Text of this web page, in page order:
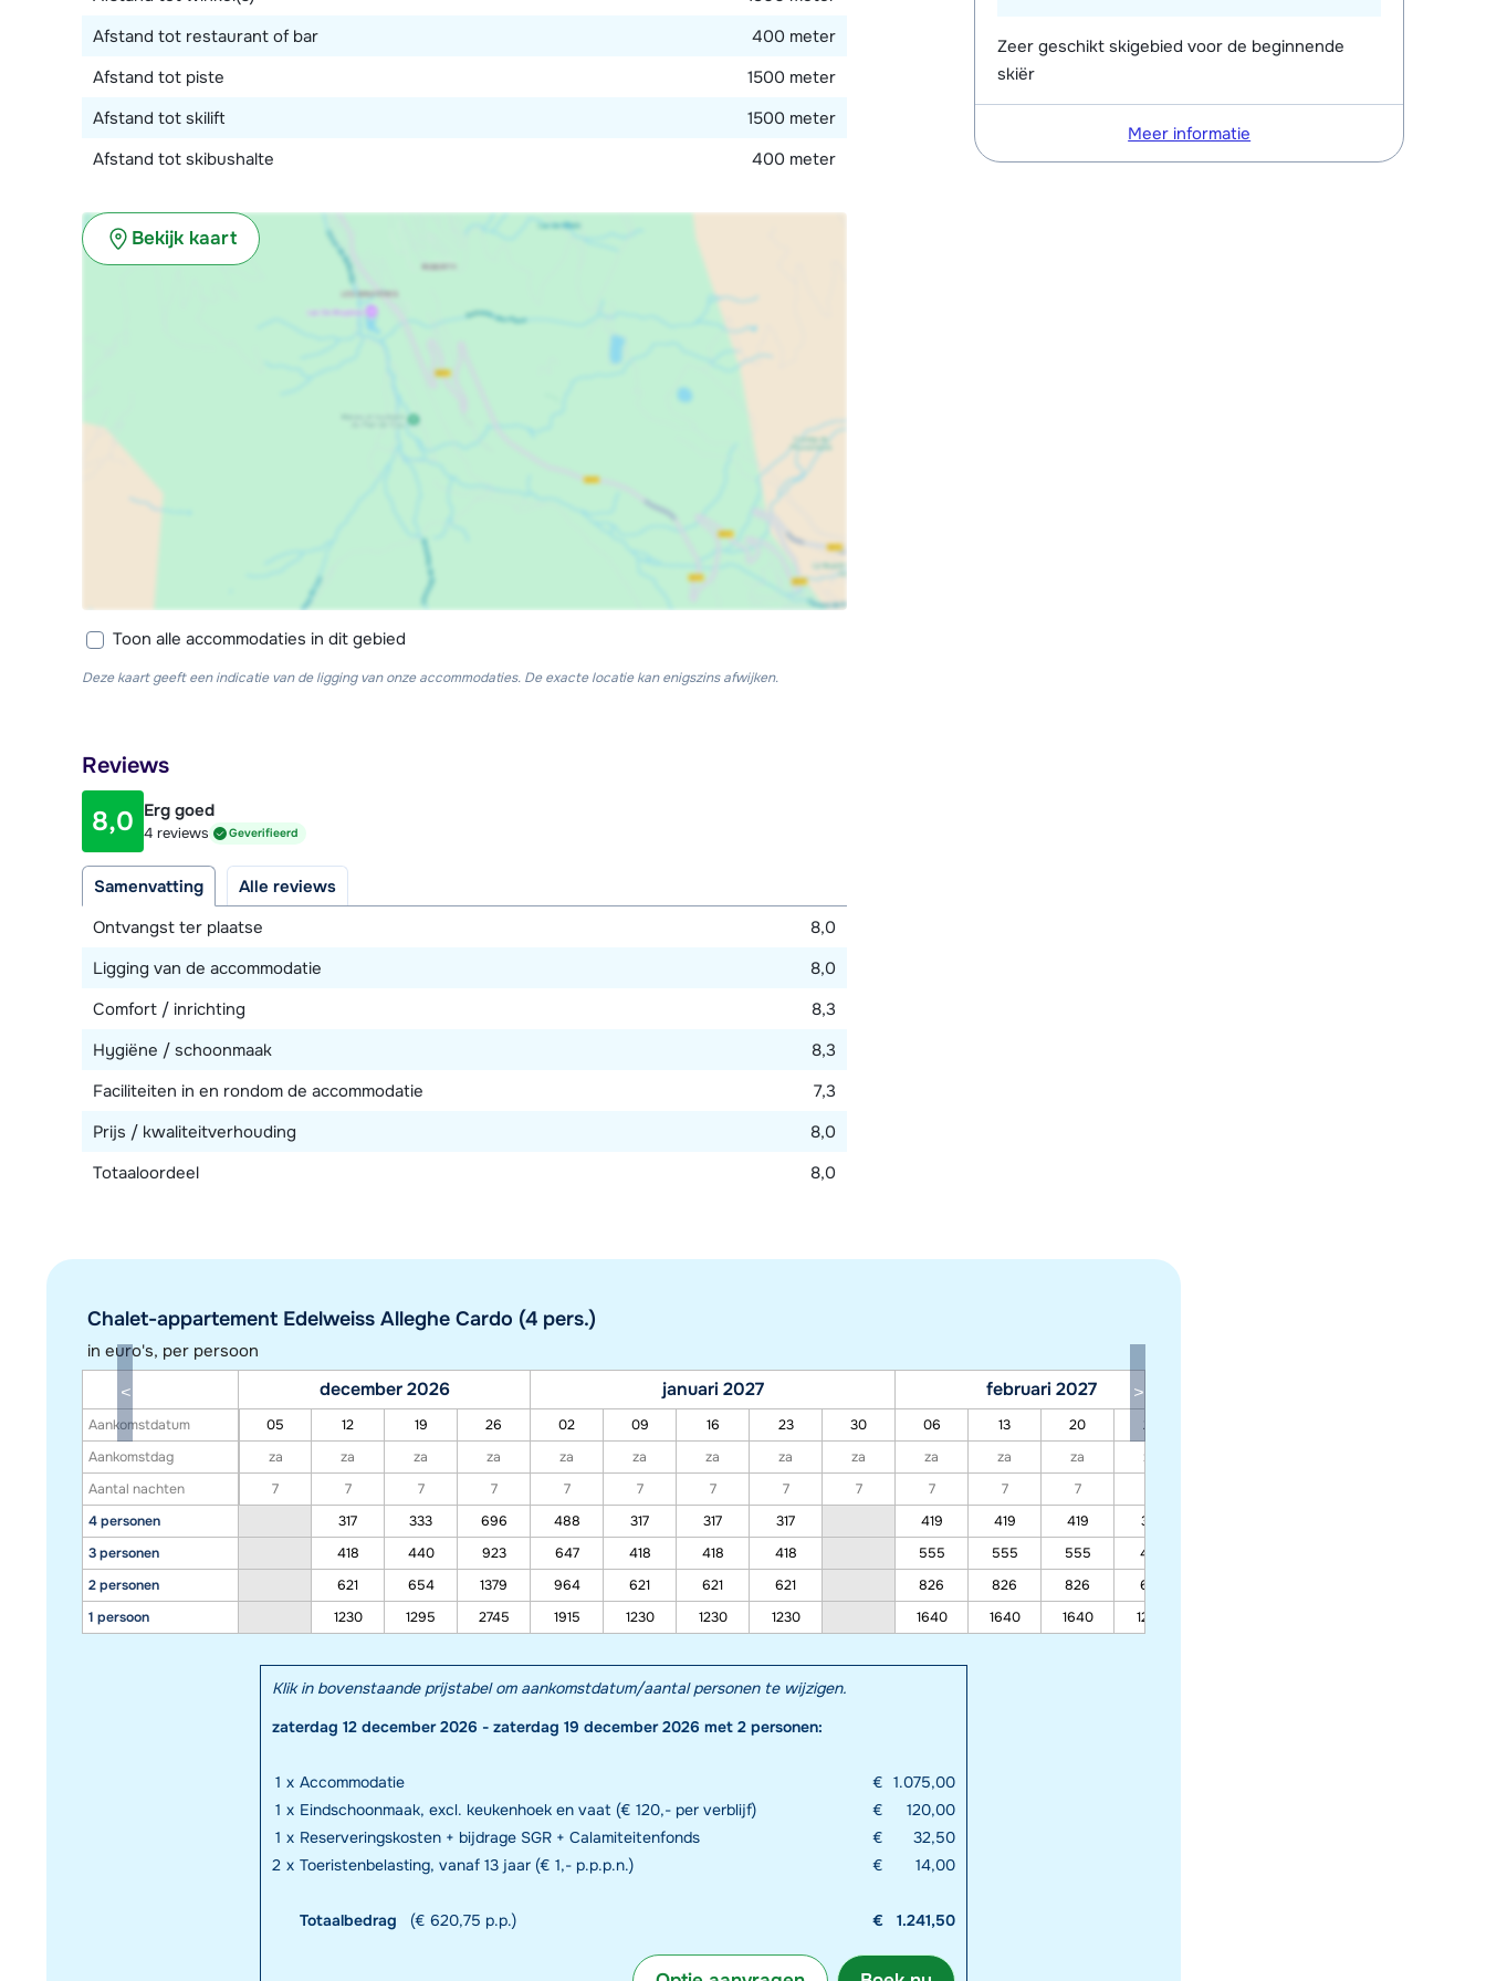
Afstand tot restaurant of bar
400 meter
Afstand tot piste
1500 meter
Afstand tot skilift
1500 meter
Afstand tot skibushalte
400 meter
Bekijk kaart
Toon alle accommodaties in dit gebied
Deze kaart geeft een indicatie van de ligging van onze accommodaties. De exacte locatie kan enigszins afwijken.
Reviews
8,0 Erg goed
4 reviews Geverifieerd
Samenvatting
Alle reviews
Ontvangst ter plaatse
8,0
Ligging van de accommodatie
8,0
Comfort / inrichting
8,3
Hygiëne / schoonmaak
8,3
Faciliteiten in en rondom de accommodatie
7,3
Prijs / kwaliteitverhouding
8,0
Totaaloordeel
8,0
Chalet-appartement Edelweiss Alleghe Cardo (4 pers.)
in euro's, per persoon
Aankomstdatum
Aankomstdag
Aantal nachten
4 personen
3 personen
2 personen
1 persoon
december 2026 januari 2027 februari 2027
05 12 19 26 02 09 16 23 30 06 13 20 27
za
za za za za za za za za za za za za
7
7 7 7 7 7 7 7 7 7 7 7
317
333 696 488 317 317 317 419 419 419 317
418
440 923 647 418 418 418 555 555 555 418
621
654 1379 964 621 621 621 826 826 826 621
1230
1295 2745 1915 1230 1230 1230 1640 1640 1640 1230
Klik in bovenstaande prijstabel om aankomstdatum/aantal personen te wijzigen.
zaterdag 12 december 2026 - zaterdag 19 december 2026 met 2 personen:
1 x Accommodatie € 1.075,00
1 x Eindschoonmaak, excl. keukenhoek en vaat (€ 120,- per verblijf) €
120,00
1 x Reserveringskosten + bijdrage SGR + Calamiteitenfonds €
32,50
2 x Toeristenbelasting, vanaf 13 jaar (€ 1,- p.p.p.n.) € 14,00
Totaalbedrag (€ 620,75 p.p.) € 1.241,50
Zeer geschikt skigebied voor de beginnende
skiër
Meer informatie